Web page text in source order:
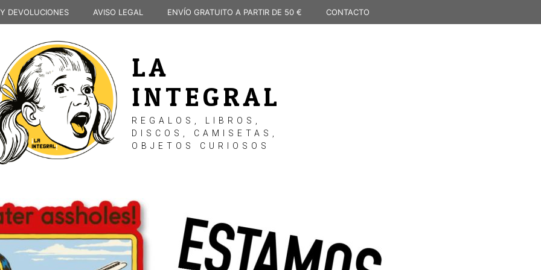
DEVOLUCIONES AVISO LEGAL ENVÍO GRATUITO A PARTIR DE 50 € CONTACTO
LA
INTEGRAL
REGALOS, LIBROS,
DISCOS, CAMISETAS,
OBJETOS CURIOSOS